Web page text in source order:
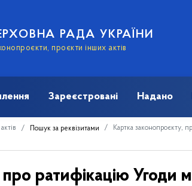
РАДА УКРАЇНИ
проєкти інших актів
Зареєстровані Надано
Пошук за реквізитами Картка законопроєкту,
ратифікацію Угоди